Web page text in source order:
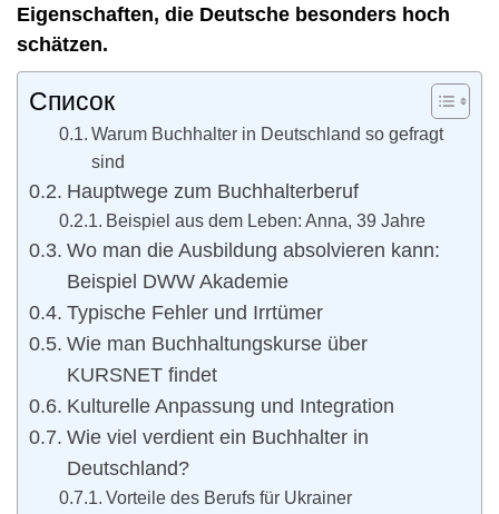
Eigenschaften, die Deutsche besonders hoch
schätzen.
Список
Warum Buchhalter in Deutschland so gefragt
sind
Hauptwege zum Buchhalterberuf
Beispiel aus dem Leben: Anna, 39 Jahre
Wo man die Ausbildung absolvieren kann:
Beispiel DWW Akademie
Typische Fehler und Irrtümer
Wie man Buchhaltungskurse über
KURSNET findet
Kulturelle Anpassung und Integration
Wie viel verdient ein Buchhalter in
Deutschland?
Vorteile des Berufs für Ukrainer